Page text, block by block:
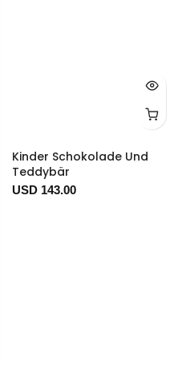
Kinder Schokolade Und
Teddybär
USD 143.00